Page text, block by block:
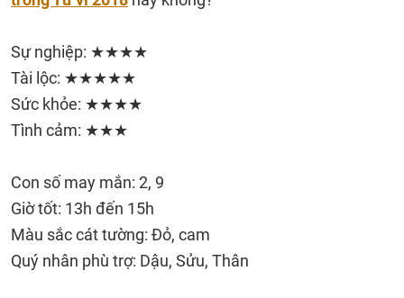
Sự nghiệp: ★★★★
Tài lộc: ★★★★★
Sức khỏe: ★★★★
Tình cảm: ★★★
Con số may mắn: 2, 9
Giờ tốt: 13h đến 15h
Màu sắc cát tường: Đỏ, cam
Quý nhân phù trợ: Dậu, Sửu, Thân